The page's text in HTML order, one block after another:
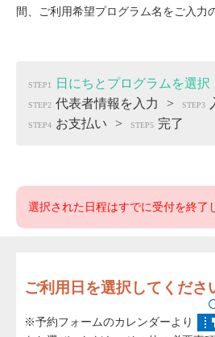
間、ご利用希望プログラム名をご入力
STEP1 日にちとプログラムを選択
STEP2 代表者情報を入力 STEP3
STEP4 お支払い STEP5 完了
選択された日程はすでに受付を終了